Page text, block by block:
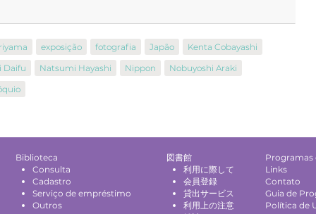
exposição fotografia Japão
Kenta Cobayashi
Daifu Natsumi Hayashi Nippon
Nobuyoshi Araki
Biblioteca
Consulta
Cadastro
Serviço de empréstimo
Outros
図書館
利用に際して
会員登録
貸出サービス
利用上の注意
Programas
Links
Contato
Guia de
Política de